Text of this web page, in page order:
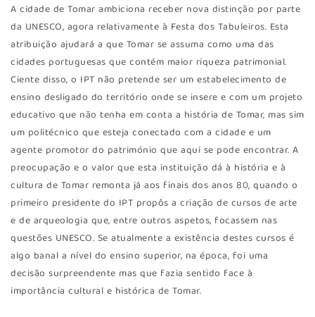
A cidade de Tomar ambiciona receber nova distinção por parte
da UNESCO, agora relativamente à Festa dos Tabuleiros. Esta
atribuição ajudará a que Tomar se assuma como uma das
cidades portuguesas que contém maior riqueza patrimonial.
Ciente disso, o IPT não pretende ser um estabelecimento de
ensino desligado do território onde se insere e com um projeto
educativo que não tenha em conta a história de Tomar, mas sim
um politécnico que esteja conectado com a cidade e um
agente promotor do património que aqui se pode encontrar. A
preocupação e o valor que esta instituição dá à história e à
cultura de Tomar remonta já aos finais dos anos 80, quando o
primeiro presidente do IPT propôs a criação de cursos de arte
e de arqueologia que, entre outros aspetos, focassem nas
questões UNESCO. Se atualmente a existência destes cursos é
algo banal a nível do ensino superior, na época, foi uma
decisão surpreendente mas que fazia sentido face à
importância cultural e histórica de Tomar.